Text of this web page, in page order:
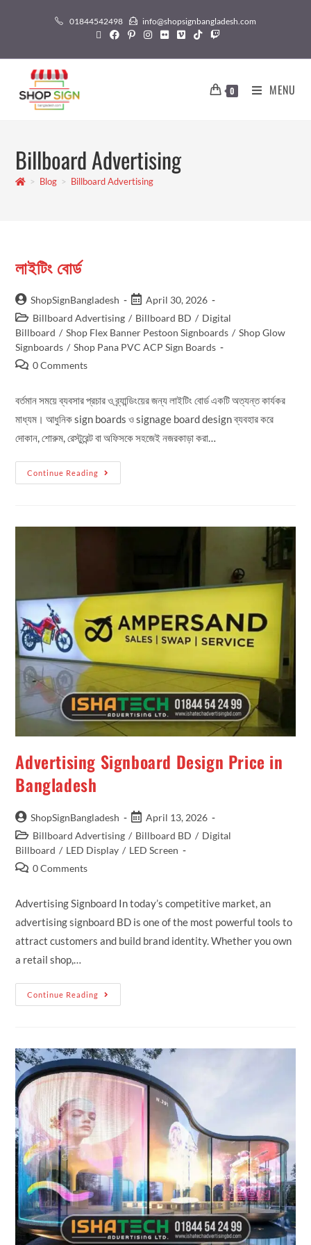
01844542498 info@shopsignbangladesh.com
0 MENU
Billboard Advertising
> Blog > Billboard Advertising
লাইটিং বোর্ড
ShopSignBangladesh
April 30, 2026
Billboard Advertising / Billboard BD / Digital
Billboard / Shop Flex Banner Pestoon Signboards / Shop Glow
Signboards / Shop Pana PVC ACP Sign Boards
0 Comments
বর্তমান সময়ে ব্যবসার প্রচার ও ব্র্যান্ডিংয়ের জন্য লাইটিং বোর্ড একটি অত্যন্ত কার্যকর
মাধ্যম। আধুনিক sign boards ও signage board design ব্যবহার করে
দোকান, শোরুম, রেস্টুরেন্ট বা অফিসকে সহজেই নজরকাড়া করা…
Continue Reading
Advertising Signboard Design Price in
Bangladesh
ShopSignBangladesh
April 13, 2026
Billboard Advertising / Billboard BD / Digital
Billboard / LED Display / LED Screen
0 Comments
Advertising Signboard In today’s competitive market, an
advertising signboard BD is one of the most powerful tools to
attract customers and build brand identity. Whether you own
a retail shop,…
Continue Reading